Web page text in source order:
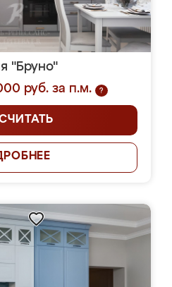
"Бруно"
руб. за п.м.
?